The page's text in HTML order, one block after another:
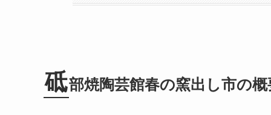
砥部焼陶芸館春の窯出し市の概